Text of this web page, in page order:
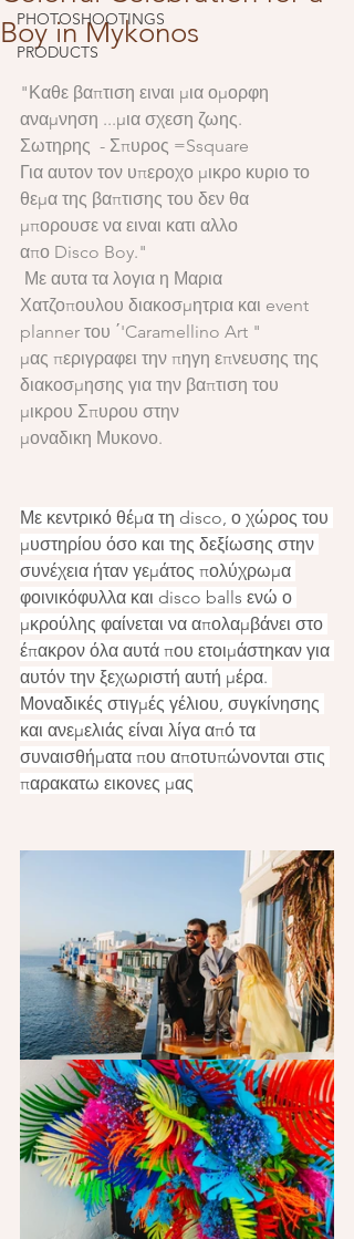
PHOTOSHOOTINGS
PRODUCTS
Boy in Mykonos
"Καθε βαπτιση ειναι μια ομορφη
αναμνηση ...μια σχεση ζωης.
Σωτηρης  - Σπυρος =Ssquare
Για αυτον τον υπεροχο μικρο κυριο το
θεμα της βαπτισης του δεν θα
μπορουσε να ειναι κατι αλλο
απο Disco Boy."
Χατζοπουλου διακοσμητρια και event
planner του ΄'Caramellino Art "
μας περιγραφει την πηγη επνευσης της
διακοσμησης για την βαπτιση του
μικρου Σπυρου στην
μοναδικη Μυκονο.
Με κεντρικό θέμα τη disco, ο χώρος του
μυστηρίου όσο και της δεξίωσης στην
συνέχεια ήταν γεμάτος πολύχρωμα
φοινικόφυλλα και disco balls ενώ ο
μκρούλης φαίνεται να απολαμβάνει στο
έπακρον όλα αυτά που ετοιμάστηκαν για
αυτόν την ξεχωριστή αυτή μέρα.
Μοναδικές στιγμές γέλιου, συγκίνησης
και ανεμελιάς είναι λίγα από τα
συναισθήματα που αποτυπώνονται στις
παρακατω εικονες μας